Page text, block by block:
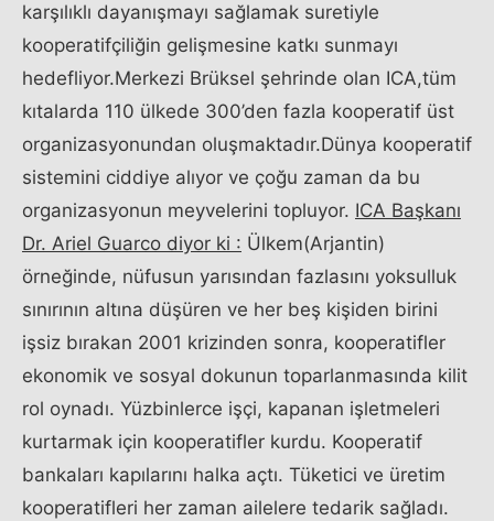
karşılıklı dayanışmayı sağlamak suretiyle
kooperatifçiliğin gelişmesine katkı sunmayı
hedefliyor.Merkezi Brüksel şehrinde olan ICA,tüm
kıtalarda 110 ülkede 300’den fazla kooperatif üst
organizasyonundan oluşmaktadır.Dünya kooperatif
sistemini ciddiye alıyor ve çoğu zaman da bu
organizasyonun meyvelerini topluyor. ICA Başkanı
Dr. Ariel Guarco diyor ki : Ülkem(Arjantin)
örneğinde, nüfusun yarısından fazlasını yoksulluk
sınırının altına düşüren ve her beş kişiden birini
işsiz bırakan 2001 krizinden sonra, kooperatifler
ekonomik ve sosyal dokunun toparlanmasında kilit
rol oynadı. Yüzbinlerce işçi, kapanan işletmeleri
kurtarmak için kooperatifler kurdu. Kooperatif
bankaları kapılarını halka açtı. Tüketici ve üretim
kooperatifleri her zaman ailelere tedarik sağladı.